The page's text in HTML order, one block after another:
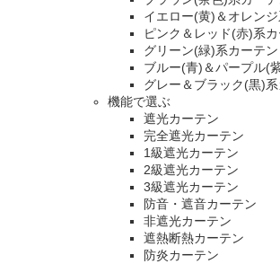
イエロー(黄)＆オレン
ピンク＆レッド(赤)系
グリーン(緑)系カーテン
ブルー(青)＆パープル(
グレー＆ブラック(黒)
機能で選ぶ
遮光カーテン
完全遮光カーテン
1級遮光カーテン
2級遮光カーテン
3級遮光カーテン
防音・遮音カーテン
非遮光カーテン
遮熱断熱カーテン
防炎カーテン